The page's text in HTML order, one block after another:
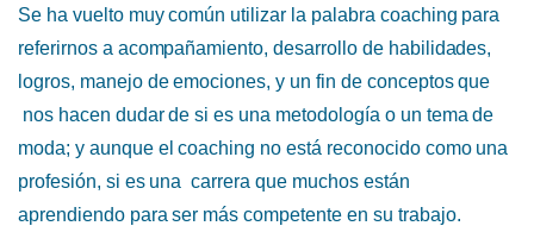
Se ha vuelto muy común utilizar la palabra coaching para
referirnos a acompañamiento, desarrollo de habilidades,
logros, manejo de emociones, y un fin de conceptos que
nos hacen dudar de si es una metodología o un tema de
moda; y aunque el coaching no está reconocido como una
profesión, si es una carrera que muchos están
aprendiendo para ser más competente en su trabajo.